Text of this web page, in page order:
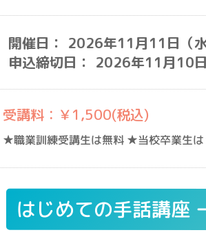
開催日： 2026年11月11日（水
申込締切日： 2026年11月10日
受講料：￥1,500(税込)
★職業訓練受講生は無料 ★当校卒業生
はじめての手話講座